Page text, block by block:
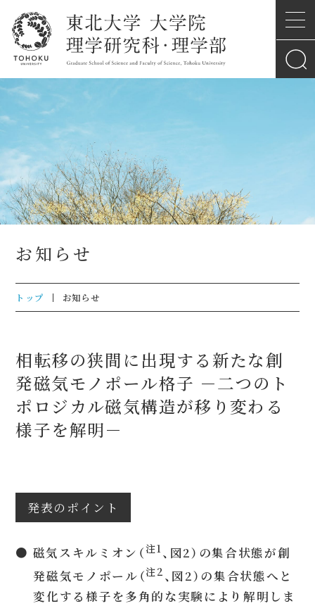
お知らせ
トップ お知らせ
相転移の狭間に出現する新たな創
発磁気モノポール格子 －二つのト
ポロジカル磁気構造が移り変わる
様子を解明－
発表のポイント
● 磁気スキルミオン（注1 、図2）の集合状態が創
発磁気モノポール（注2 、図2）の集合状態へと
変化する様子を多角的な実験により解明しま